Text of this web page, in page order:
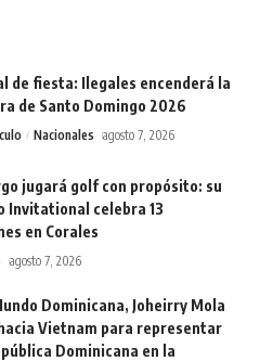
de fiesta: Ilegales encenderá la
de Santo Domingo 2026
Nacionales agosto 7, 2026
jugará golf con propósito: su
Invitational celebra 13
en Corales
agosto 7, 2026
Dominicana, Joheirry Mola
Vietnam para representar
Dominicana en la